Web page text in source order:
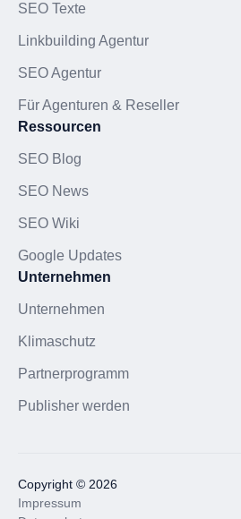
SEO Texte
Linkbuilding Agentur
SEO Agentur
Für Agenturen & Reseller
Ressourcen
SEO Blog
SEO News
SEO Wiki
Google Updates
Unternehmen
Unternehmen
Klimaschutz
Partnerprogramm
Publisher werden
Copyright © 2026
Impressum